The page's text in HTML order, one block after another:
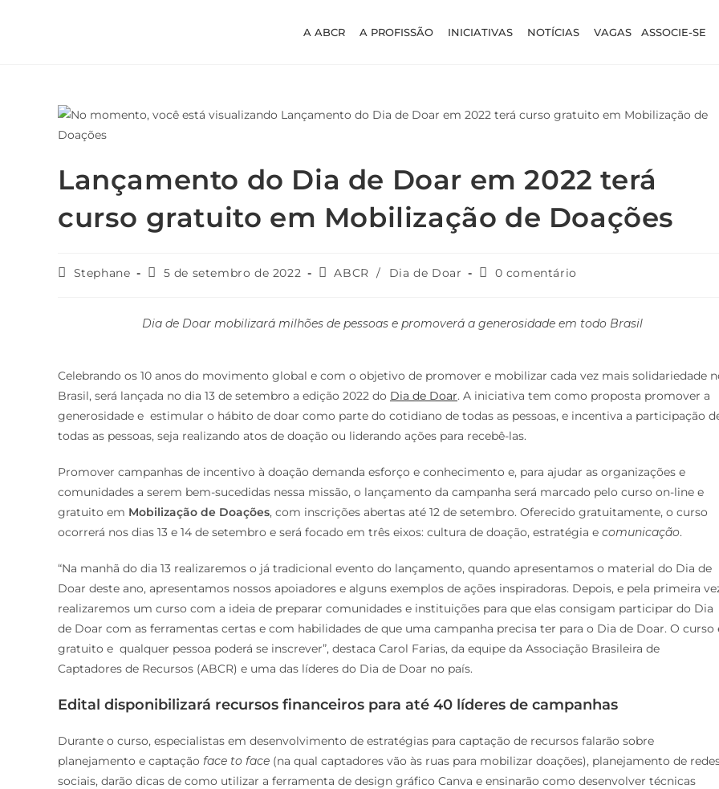
A ABCR A PROFISSÃO INICIATIVAS NOTÍCIAS VAGAS ASSOCIE-SE
Lançamento do Dia de Doar em 2022 terá
curso gratuito em Mobilização de Doações
Stephane 5 de setembro de 2022 ABCR / Dia de Doar 0 comentário
Dia de Doar mobilizará milhões de pessoas e promoverá a generosidade em todo Brasil
Celebrando os 10 anos do movimento global e com o objetivo de promover e mobilizar cada vez mais solidariedade
Brasil, será lançada no dia 13 de setembro a edição 2022 do Dia de Doar. A iniciativa tem como proposta promover a
generosidade e estimular o hábito de doar como parte do cotidiano de todas as pessoas, e incentiva a participação
todas as pessoas, seja realizando atos de doação ou liderando ações para recebê-las.
Promover campanhas de incentivo à doação demanda esforço e conhecimento e, para ajudar as organizações e
comunidades a serem bem-sucedidas nessa missão, o lançamento da campanha será marcado pelo curso on-line e
gratuito em Mobilização de Doações, com inscrições abertas até 12 de setembro. Oferecido gratuitamente, o curso
ocorrerá nos dias 13 e 14 de setembro e será focado em três eixos: cultura de doação, estratégia e comunicação.
“Na manhã do dia 13 realizaremos o já tradicional evento do lançamento, quando apresentamos o material do Dia de
Doar deste ano, apresentamos nossos apoiadores e alguns exemplos de ações inspiradoras. Depois, e pela primeira
realizaremos um curso com a ideia de preparar comunidades e instituições para que elas consigam participar do Dia
de Doar com as ferramentas certas e com habilidades de que uma campanha precisa ter para o Dia de Doar. O curso
gratuito e qualquer pessoa poderá se inscrever”, destaca Carol Farias, da equipe da Associação Brasileira de
Captadores de Recursos (ABCR) e uma das líderes do Dia de Doar no país.
Edital disponibilizará recursos financeiros para até 40 líderes de campanhas
Durante o curso, especialistas em desenvolvimento de estratégias para captação de recursos falarão sobre
planejamento e captação face to face (na qual captadores vão às ruas para mobilizar doações), planejamento de
sociais, darão dicas de como utilizar a ferramenta de design gráfico Canva e ensinarão como desenvolver técnicas